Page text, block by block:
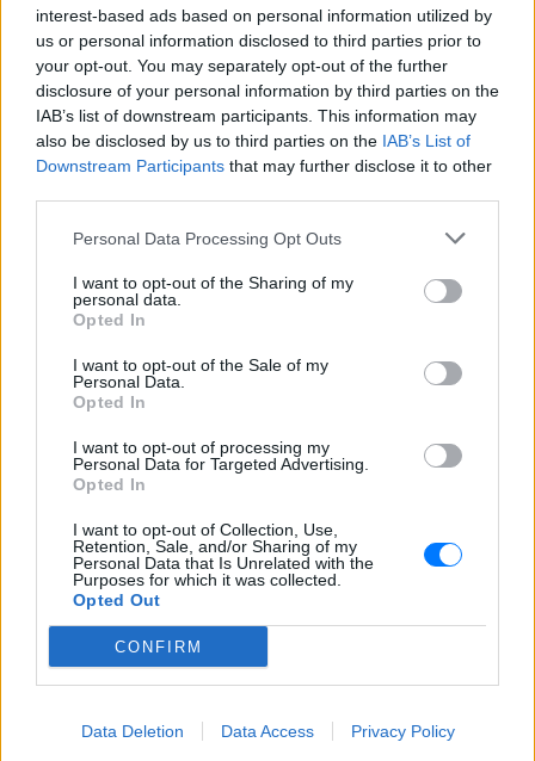
interest-based ads based on personal information utilized by
us or personal information disclosed to third parties prior to
your opt-out. You may separately opt-out of the further
disclosure of your personal information by third parties on the
IAB’s list of downstream participants. This information may
also be disclosed by us to third parties on the IAB’s List of
Downstream Participants that may further disclose it to other
Personal Data Processing Opt Outs
I want to opt-out of the Sharing of my
personal data.
Opted In
I want to opt-out of the Sale of my
Personal Data.
Opted In
I want to opt-out of processing my
Personal Data for Targeted Advertising.
Opted In
I want to opt-out of Collection, Use,
Retention, Sale, and/or Sharing of my
Personal Data that Is Unrelated with the
Purposes for which it was collected.
Opted Out
CONFIRM
Data Deletion Data Access Privacy Policy
ΣΤΗΝ ΙΔΙΑ ΚΑΤΗΓΟΡΙΑ
Η Γαρυφαλλιά Καληφώνη στην
Πάρο με μαύρο μπικίνι ‑ δείτε
τις πόζες της
ΣΉΜΕΡΑ
Το μοντέλο μοιράστηκε φωτογραφίες
Ιωάννα Τούνη: «Έβγαλα όλο το
βράδυ στο νοσοκομείο με ορούς
Η επιχειρηματίας έπαθε τροφική
δηλητηρίαση και μοιράστηκε με τους
Ατύχημα για τον Ιβάν Σβιτάιλο
ΧΤΕΣ
Ο ηθοποιός και χορευτής μοιράστηκε
θάρρους